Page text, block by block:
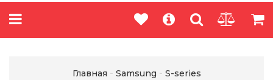
Главная Samsung S-series